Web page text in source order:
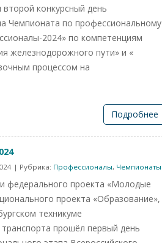
второй конкурсный день
Чемпионата по профессиональному
2024» по компетенциям
железнодорожного пути» и «
процессом на
Подробнее
| Рубрика: Профессионалы, Чемпионаты
федерального проекта «Молодые
проекта «Образование»,
техникуме
прошёл первый день